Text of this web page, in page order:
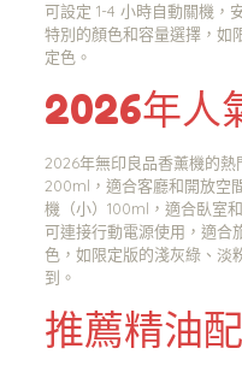
可設定 1-4 小時自動關機，
特別的顏色和容量選擇，如
定色。
2026年人
2026年無印良品香薰機的熱
200ml，適合客廳和開放空
機（小）100ml，適合臥室
可連接行動電源使用，適合
色，如限定版的淺灰綠、淡
到。
推薦精油